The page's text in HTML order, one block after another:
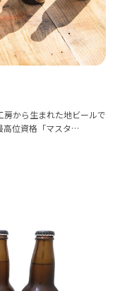
から生まれた地ビールで
高位資格「マスタ…